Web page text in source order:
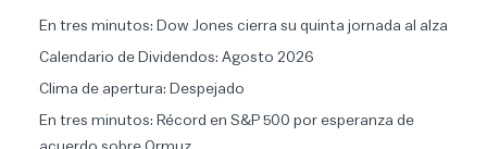
En tres minutos: Dow Jones cierra su quinta jornada al alza
Calendario de Dividendos: Agosto 2026
Clima de apertura: Despejado
En tres minutos: Récord en S&P 500 por esperanza de